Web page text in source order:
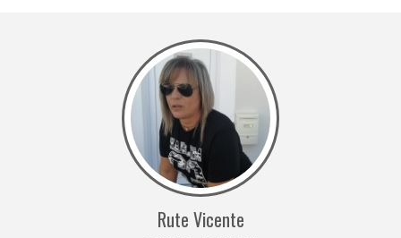
Rute Vicente